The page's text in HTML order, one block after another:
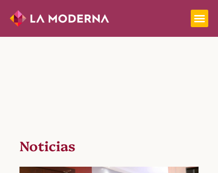
Noticias